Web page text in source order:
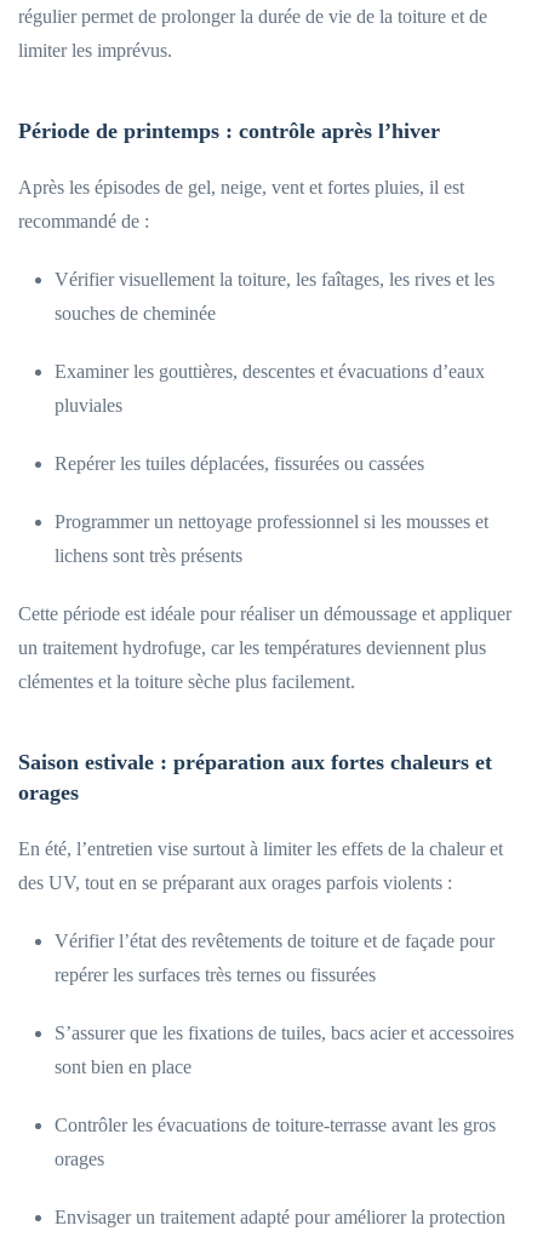
régulier permet de prolonger la durée de vie de la toiture et de
limiter les imprévus.
Période de printemps : contrôle après l’hiver
Après les épisodes de gel, neige, vent et fortes pluies, il est
recommandé de :
Vérifier visuellement la toiture, les faîtages, les rives et les
souches de cheminée
Examiner les gouttières, descentes et évacuations d’eaux
pluviales
Repérer les tuiles déplacées, fissurées ou cassées
Programmer un nettoyage professionnel si les mousses et
lichens sont très présents
Cette période est idéale pour réaliser un démoussage et appliquer
un traitement hydrofuge, car les températures deviennent plus
clémentes et la toiture sèche plus facilement.
Saison estivale : préparation aux fortes chaleurs et
orages
En été, l’entretien vise surtout à limiter les effets de la chaleur et
des UV, tout en se préparant aux orages parfois violents :
Vérifier l’état des revêtements de toiture et de façade pour
repérer les surfaces très ternes ou fissurées
S’assurer que les fixations de tuiles, bacs acier et accessoires
sont bien en place
Contrôler les évacuations de toiture-terrasse avant les gros
orages
Envisager un traitement adapté pour améliorer la protection